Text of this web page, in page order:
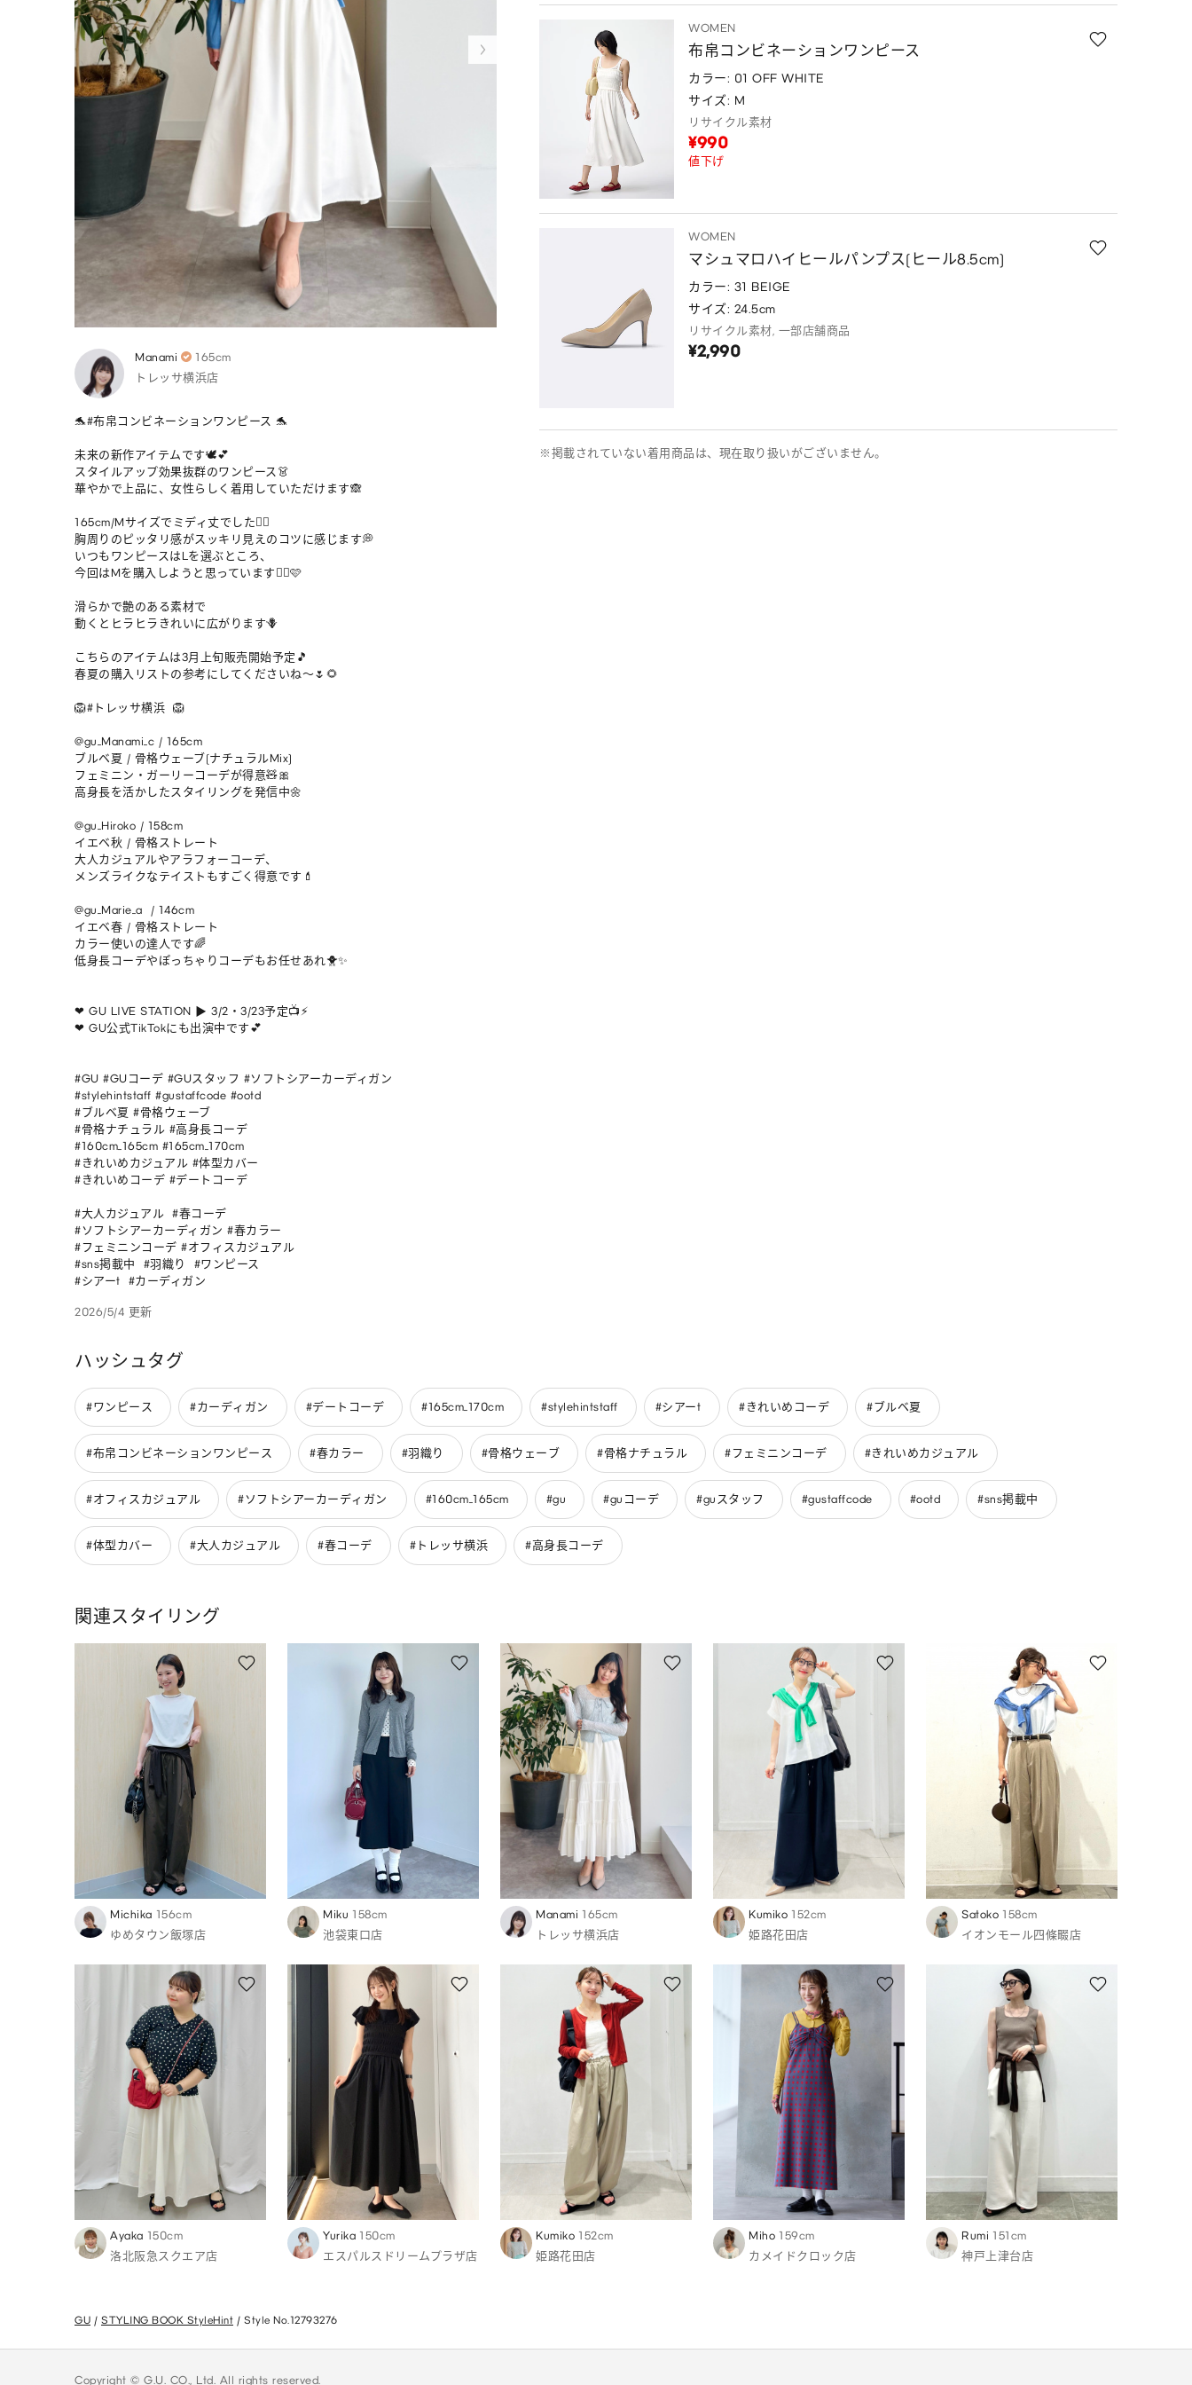
Manami
165cm
トレッサ横浜店
🐬#布帛コンビネーションワンピース 🐬
未来の新作アイテムです🕊️💕
スタイルアップ効果抜群のワンピース👗
華やかで上品に、女性らしく着用していただけます🙈
165cm/Mサイズでミディ丈でした🙋‍♀️
胸周りのピッタリ感がスッキリ見えのコツに感じます💭
いつもワンピースはLを選ぶところ、
今回はMを購入しようと思っています🙆‍♀️🩷
滑らかで艶のある素材で
動くとヒラヒラきれいに広がります🪻
こちらのアイテムは3月上旬販売開始予定🎵
春夏の購入リストの参考にしてくださいね〜🌷🌻
🦁#トレッサ横浜  🦁
@gu_Manami_c / 165cm
ブルベ夏 / 骨格ウェーブ(ナチュラルMix)
フェミニン・ガーリーコーデが得意🧸🎀
高身長を活かしたスタイリングを発信中🌼
@gu_Hiroko / 158cm
イエベ秋 / 骨格ストレート
大人カジュアルやアラフォーコーデ、
メンズライクなテイストもすごく得意です💄
@gu_Marie_a  / 146cm
イエベ春 / 骨格ストレート
カラー使いの達人です🌈
低身長コーデやぽっちゃりコーデもお任せあれ🐥✨
❤︎ GU LIVE STATION ▶︎ 3/2・3/23予定📺⚡️
❤︎ GU公式TikTokにも出演中です💕
#GU #GUコーデ #GUスタッフ #ソフトシアーカーディガン
#stylehintstaff #gustaffcode #ootd
#ブルベ夏 #骨格ウェーブ
#骨格ナチュラル #高身長コーデ
#160cm_165cm #165cm_170cm
#きれいめカジュアル #体型カバー
#きれいめコーデ #デートコーデ
#大人カジュアル  #春コーデ
#ソフトシアーカーディガン #春カラー
#フェミニンコーデ #オフィスカジュアル
#sns掲載中  #羽織り  #ワンピース
#シアーt  #カーディガン
2026/5/4 更新
WOMEN
布帛コンビネーションワンピース
カラー: 01 OFF WHITE
サイズ: M
リサイクル素材
¥990
値下げ
WOMEN
マシュマロハイヒールパンプス(ヒール8.5cm)
カラー: 31 BEIGE
サイズ: 24.5cm
リサイクル素材, 一部店舗商品
¥2,990
※掲載されていない着用商品は、現在取り扱いがございません。
ハッシュタグ
#ワンピース #カーディガン #デートコーデ #165cm_170cm #stylehintstaff #シアーt #きれいめコーデ #ブルベ夏
#布帛コンビネーションワンピース #春カラー #羽織り #骨格ウェーブ #骨格ナチュラル #フェミニンコーデ #きれいめカジュアル
#オフィスカジュアル #ソフトシアーカーディガン #160cm_165cm #gu #guコーデ #guスタッフ #gustaffcode #ootd #sns掲載中
#体型カバー #大人カジュアル #春コーデ #トレッサ横浜 #高身長コーデ
関連スタイリング
Michika 156cm
ゆめタウン飯塚店
Miku 158cm
池袋東口店
Manami 165cm
トレッサ横浜店
Kumiko 152cm
姫路花田店
Satoko 158cm
イオンモール四條畷店
Ayaka 150cm
洛北阪急スクエア店
Yurika 150cm
エスパルスドリームプラザ店
Kumiko 152cm
姫路花田店
Miho 159cm
カメイドクロック店
Rumi 151cm
神戸上津台店
GU STYLING BOOK StyleHint Style No.12793276
Copyright © G.U. CO., Ltd. All rights reserved.